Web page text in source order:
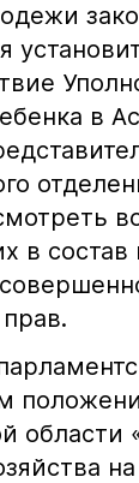
в
в состав
области